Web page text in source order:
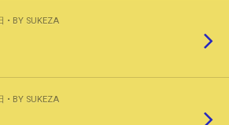
• BY SUKEZA
• BY SUKEZA